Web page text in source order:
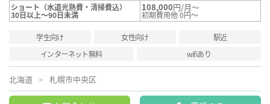
ショート（水道光熱費・清掃費込）
30日以上～90日未満
108,000円/月～
初期費用他 0円～
学生向け 女性向け
駅近
インターネット無料
wifiあり
北海道 札幌市中央区